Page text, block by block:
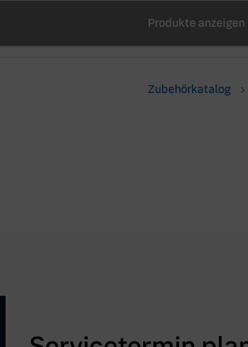
Produkte anzeigen
Zubehörkatalog